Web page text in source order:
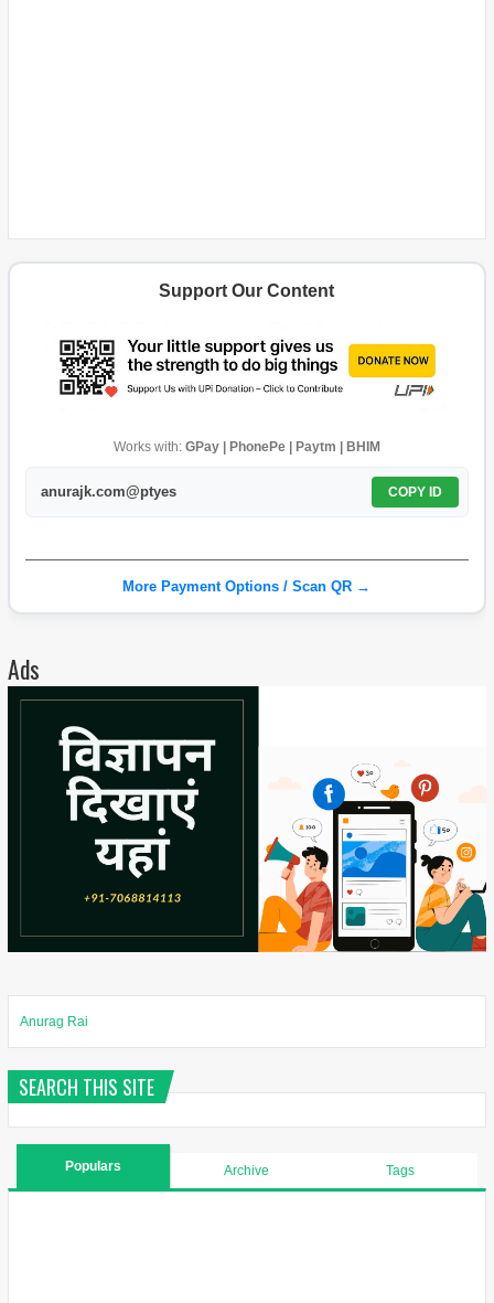
Support Our Content
Works with: GPay | PhonePe | Paytm | BHIM
anurajk.com@ptyes COPY ID
More Payment Options / Scan QR →
Ads
Anurag Rai
SEARCH THIS SITE
Populars Archive Tags